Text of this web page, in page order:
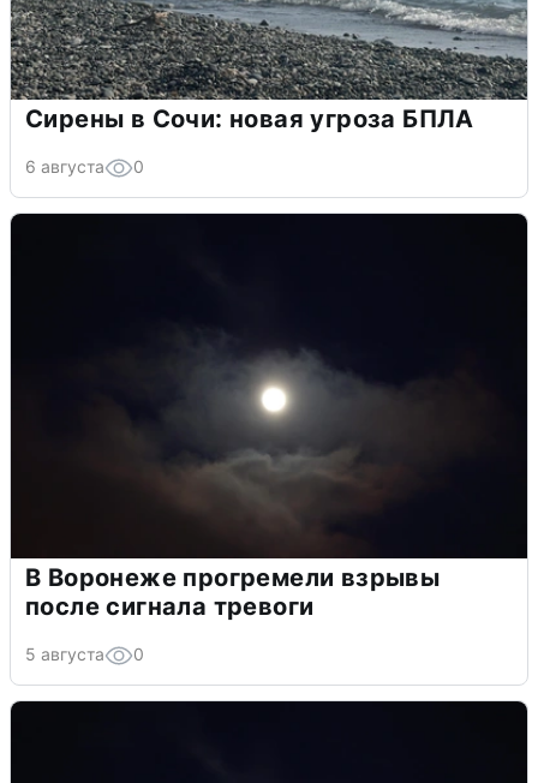
Сирены в Сочи: новая угроза БПЛА
6 августа 0
В Воронеже прогремели взрывы
после сигнала тревоги
5 августа 0